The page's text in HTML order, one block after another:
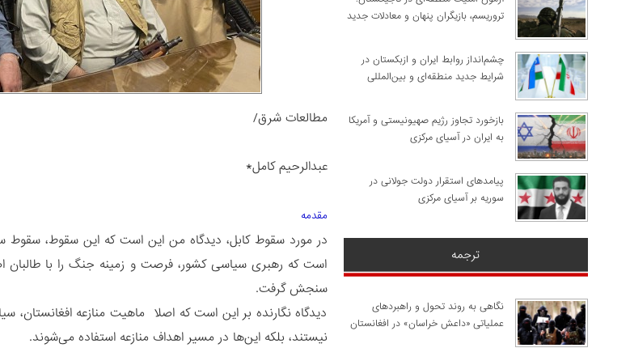
مطالعات شرق/
عبدالرحیم کامل*
مقدمه
در مورد سقوط کابل، دیدگاه من این است که این سقوط، سقوط
است که رهبری سیاسی کشور، فرصت و زمینه جنگ را با طالبان
سنجش گرفت.
دیدگاه نگارنده بر این است که اصلا ماهیت منازعه
نیستند، بلکه این‌ها در مسیر اهداف منازعه استفاده می‌شوند.
تروریسم، بازیگران پنهان و معادلات جدید
چشم‌انداز روابط ایران و ازبکستان در
شرایط جدید منطقه‌ای و بین‌المللی
​بازخورد تجاوز رژیم صهیونیستی و آمریکا
به ایران در آسیای مرکزی
پیامدهای استقرار دولت جولانی در
سوریه بر آسیای مرکزی
ترجمه
نگاهی به روند تحول و راهبردهای
عملیاتی «داعش خراسان» در افغانستان